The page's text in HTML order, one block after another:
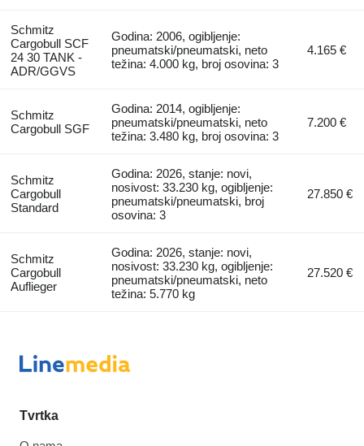
Schmitz
Cargobull SCF
24 30 TANK -
ADR/GGVS
Godina: 2006, ogibljenje:
pneumatski/pneumatski, neto
težina: 4.000 kg, broj osovina: 3
4.165 €
Schmitz
Cargobull SGF
Godina: 2014, ogibljenje:
pneumatski/pneumatski, neto
težina: 3.480 kg, broj osovina: 3
7.200 €
Schmitz
Cargobull
Standard
Godina: 2026, stanje: novi,
nosivost: 33.230 kg, ogibljenje:
pneumatski/pneumatski, broj
osovina: 3
27.850 €
Schmitz
Cargobull
Auflieger
Godina: 2026, stanje: novi,
nosivost: 33.230 kg, ogibljenje:
pneumatski/pneumatski, neto
težina: 5.770 kg
27.520 €
Tvrtka